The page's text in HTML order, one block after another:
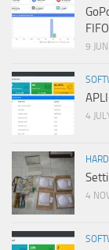
FIFO
9
4
4